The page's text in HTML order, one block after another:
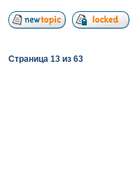
Страница 13 из 63